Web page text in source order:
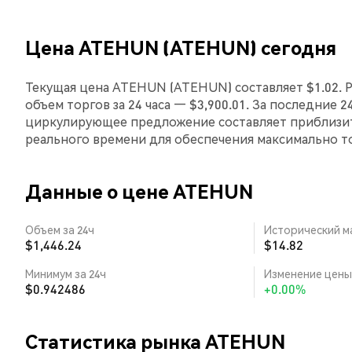
Цена ATEHUN (ATEHUN) сегодня
Текущая цена ATEHUN (ATEHUN) составляет
объем торгов за 24 часа — $3,900.01. За последние
циркулирующее предложение составляет
реального времени для обеспечения
Данные о цене ATEHUN
Объем за 24ч
$1,446.24
Исторический
$14.82
Минимум за 24ч
$0.942486
Изменение цены
+0.00%
Статистика рынка ATEHUN